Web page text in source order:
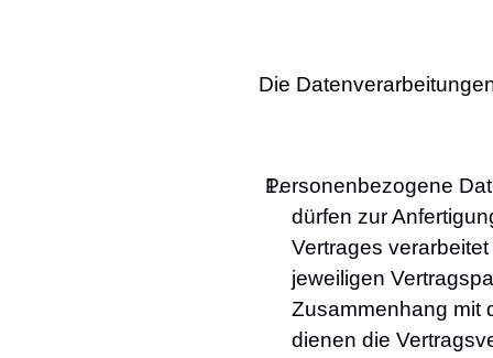
Die
Personenbezogene
dürfen zur
Vertrages
jeweiligen
Zusammenhang mit
dienen die